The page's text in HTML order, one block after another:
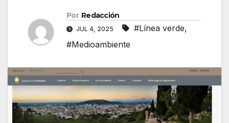
Por Redacción
JUL 4, 2025 #Línea verde,
#Medioambiente